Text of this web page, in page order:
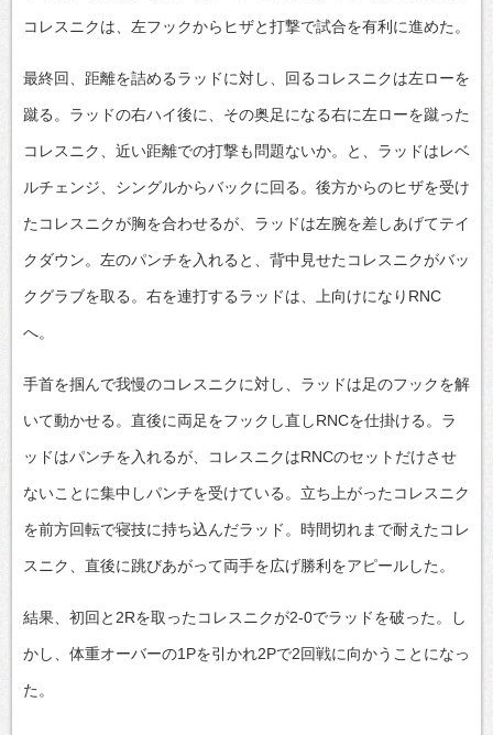
コレスニクは、左フックからヒザと打撃で試合を有利に進めた。
最終回、距離を詰めるラッドに対し、回るコレスニクは左ローを
蹴る。ラッドの右ハイ後に、その奥足になる右に左ローを蹴った
コレスニク、近い距離での打撃も問題ないか。と、ラッドはレベ
ルチェンジ、シングルからバックに回る。後方からのヒザを受け
たコレスニクが胸を合わせるが、ラッドは左腕を差しあげてテイ
クダウン。左のパンチを入れると、背中見せたコレスニクがバッ
クグラブを取る。右を連打するラッドは、上向けになりRNC
へ。
手首を掴んで我慢のコレスニクに対し、ラッドは足のフックを解
いて動かせる。直後に両足をフックし直しRNCを仕掛ける。ラ
ッドはパンチを入れるが、コレスニクはRNCのセットだけさせ
ないことに集中しパンチを受けている。立ち上がったコレスニク
を前方回転で寝技に持ち込んだラッド。時間切れまで耐えたコレ
スニク、直後に跳びあがって両手を広げ勝利をアピールした。
結果、初回と2Rを取ったコレスニクが2-0でラッドを破った。し
かし、体重オーバーの1Pを引かれ2Pで2回戦に向かうことになっ
た。